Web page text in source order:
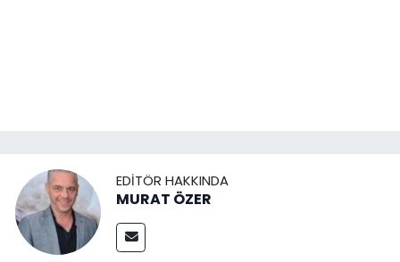
EDITÖR HAKKINDA
MURAT ÖZER